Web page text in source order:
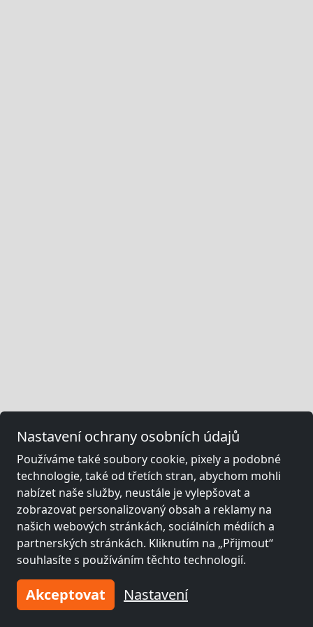
Nastavení ochrany osobních údajů
Používáme také soubory cookie, pixely a podobné
technologie, také od třetích stran, abychom mohli
nabízet naše služby, neustále je vylepšovat a
zobrazovat personalizovaný obsah a reklamy na
našich webových stránkách, sociálních médiích a
partnerských stránkách. Kliknutím na „Přijmout“
souhlasíte s používáním těchto technologií.
Akceptovat Nastavení